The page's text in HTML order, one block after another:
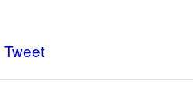
Tweet